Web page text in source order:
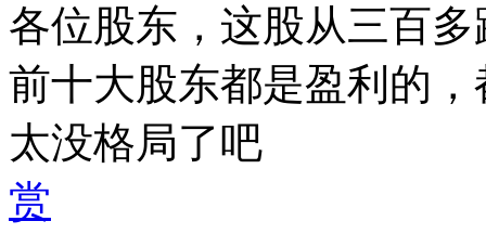
各位股东，这股从三百
前十大股东都是盈利的
太没格局了吧
赏